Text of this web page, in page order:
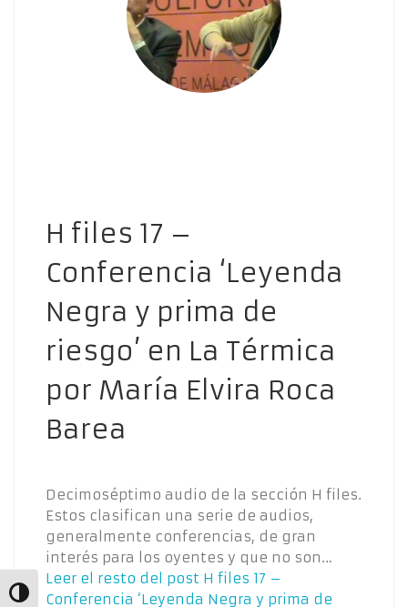
Alternar alto contraste
H files 17 –
Conferencia ‘Leyenda
Negra y prima de
riesgo’ en La Térmica
por María Elvira Roca
Barea
Decimoséptimo audio de la sección H files.
Estos clasifican una serie de audios,
generalmente conferencias, de gran
interés para los oyentes y que no son…
Leer el resto del post H files 17 –
Conferencia ‘Leyenda Negra y prima de